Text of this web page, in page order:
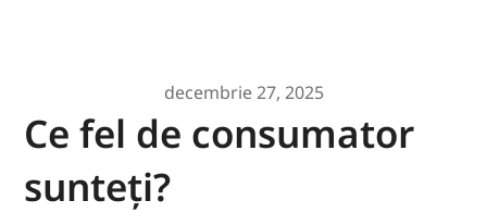
decembrie 27, 2025
Ce fel de consumator
sunteți?